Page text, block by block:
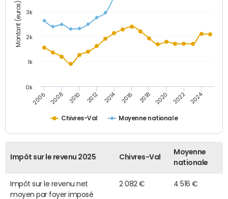
Montant (euros)
Chivres-Val Moyenne nationale
2006 2008 2010 2012 2014 2016 2018 2020 2022 2024
0k
1k
2k
3k
Impôt sur le revenu 2025 Chivres-Val
Moyenne
nationale
Impôt sur le revenu net
moyen par foyer imposé
2 082 € 4 516 €